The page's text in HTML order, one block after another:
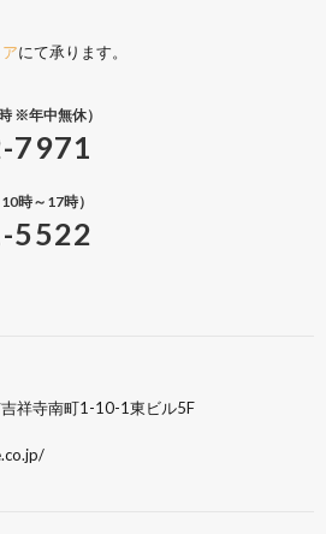
にて承ります。
※年中無休）
7971
時～17時）
5522
祥寺南町1-10-1東ビル5F